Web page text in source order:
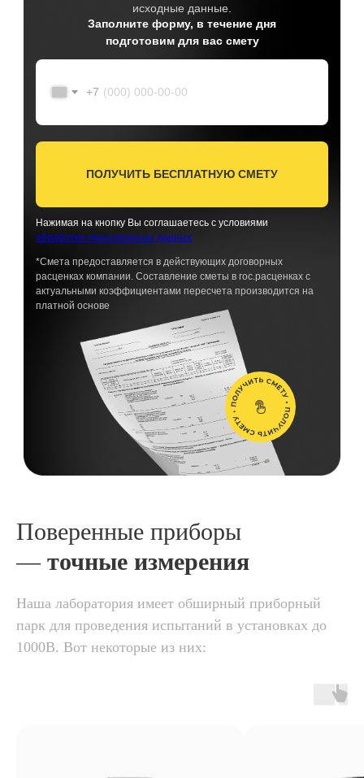
*Смета предоставляется в действующих договорных
расценках компании. Составление сметы в гос.расценках с
актуальными коэффициентами пересчета производится на
платной основе
Нажимая на кнопку Вы соглашаетесь с условиями
обработки персональных данных
Заполните форму, в течение дня
подготовим для вас смету
исходные данные.
+7
ПОЛУЧИТЬ БЕСПЛАТНУЮ СМЕТУ
Поверенные приборы
— точные измерения
Наша лаборатория имеет обширный приборный
парк для проведения испытаний в установках до
1000В. Вот некоторые из них: